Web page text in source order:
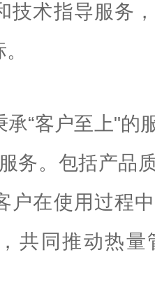
技术指导服务
承“客户至上"的
务。包括产品
户在使用过程
共同推动热